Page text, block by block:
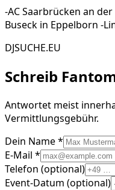
-AC Saarbrücken an
Buseck in Eppelborn -
DJSUCHE.EU
Schreib
Antwortet meist
Vermittlungsgebühr.
Dein Name *
E-Mail *
Telefon (optional)
Event-Datum (optional)